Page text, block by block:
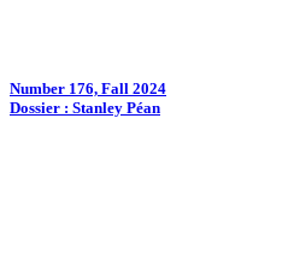
Number 176, Fall 2024
Dossier : Stanley Péan